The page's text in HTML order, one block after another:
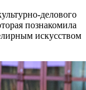
делового
познакомила
искусством